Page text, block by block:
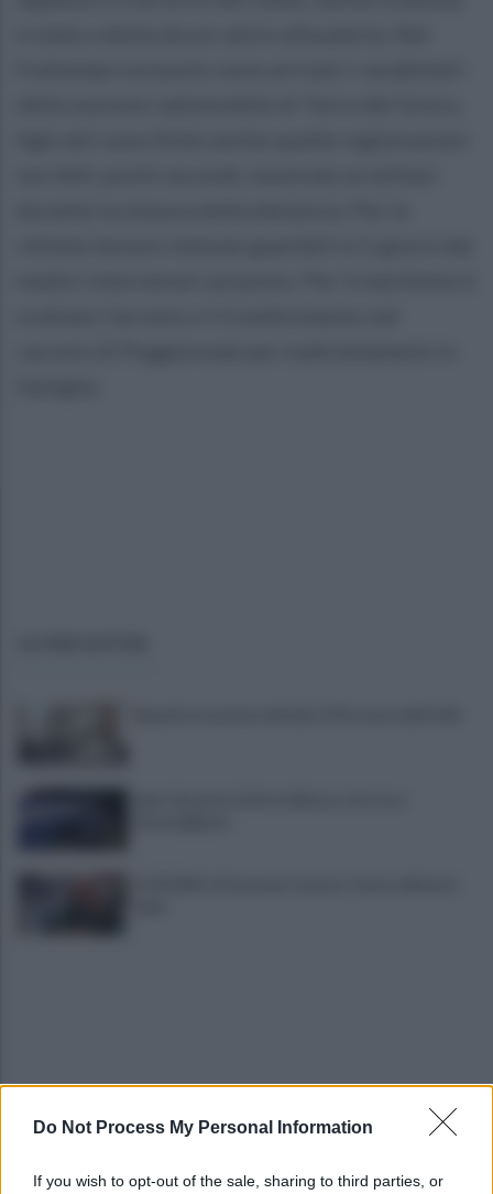
Do Not Process My Personal Information
If you wish to opt-out of the sale, sharing to third parties, or
Mazzocchi, Contini, Giovane e Marianucci con i